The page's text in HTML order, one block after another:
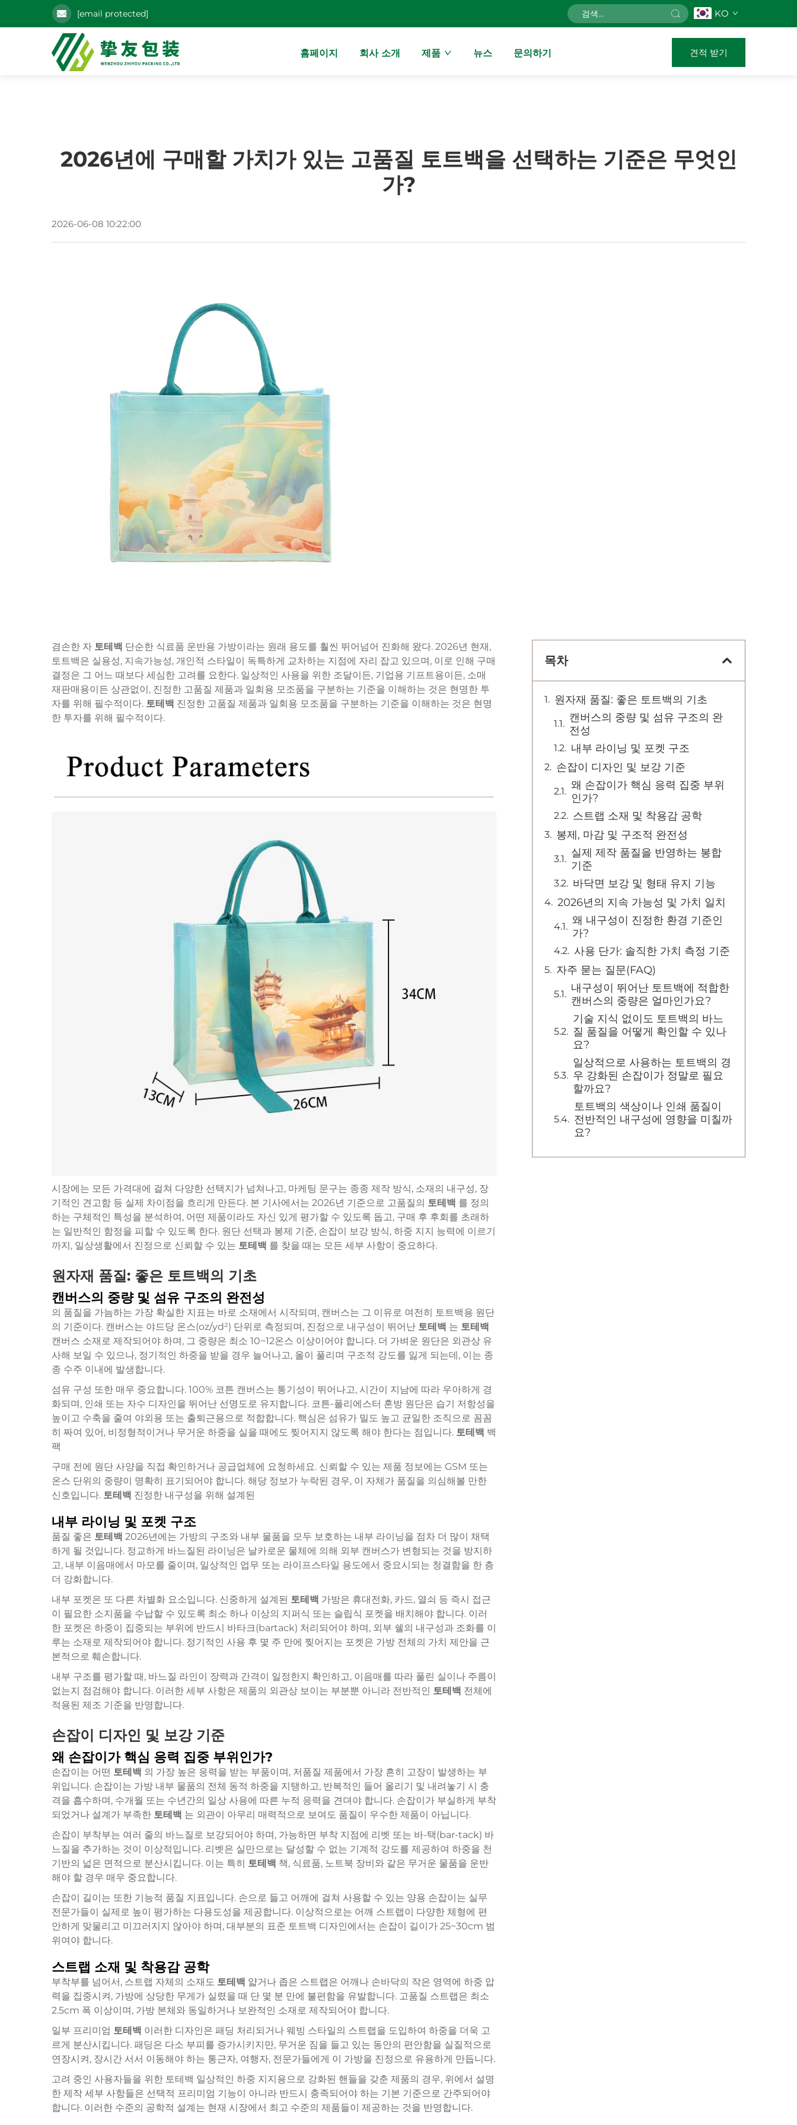
[email protected] KO
홈페이지 회사 소개 제품 뉴스 문의하기 견적 받기
2026년에 구매할 가치가 있는 고품질 토트백을 선택하는 기준은 무엇인
가?
2026-06-08 10:22:00
겸손한 자 토테백 단순한 식료품 운반용 가방이라는 원래 용도를 훨씬 뛰어넘어 진화해 왔다. 2026년 현재,
토트백은 실용성, 지속가능성, 개인적 스타일이 독특하게 교차하는 지점에 자리 잡고 있으며, 이로 인해 구매
결정은 그 어느 때보다 세심한 고려를 요한다. 일상적인 사용을 위한 조달이든, 기업용 기프트용이든, 소매
재판매용이든 상관없이, 진정한 고품질 제품과 일회용 모조품을 구분하는 기준을 이해하는 것은 현명한 투
자를 위해 필수적이다. 토테백 진정한 고품질 제품과 일회용 모조품을 구분하는 기준을 이해하는 것은 현명
한 투자를 위해 필수적이다.
시장에는 모든 가격대에 걸쳐 다양한 선택지가 넘쳐나고, 마케팅 문구는 종종 제작 방식, 소재의 내구성, 장
기적인 견고함 등 실제 차이점을 흐리게 만든다. 본 기사에서는 2026년 기준으로 고품질의 토테백 를 정의
하는 구체적인 특성을 분석하여, 어떤 제품이라도 자신 있게 평가할 수 있도록 돕고, 구매 후 후회를 초래하
는 일반적인 함정을 피할 수 있도록 한다. 원단 선택과 봉제 기준, 손잡이 보강 방식, 하중 지지 능력에 이르기
까지, 일상생활에서 진정으로 신뢰할 수 있는 토테백 를 찾을 때는 모든 세부 사항이 중요하다.
원자재 품질: 좋은 토트백의 기초
캔버스의 중량 및 섬유 구조의 완전성
의 품질을 가늠하는 가장 확실한 지표는 바로 소재에서 시작되며, 캔버스는 그 이유로 여전히 토트백용 원단
의 기준이다. 캔버스는 야드당 온스(oz/yd²) 단위로 측정되며, 진정으로 내구성이 뛰어난 토테백 는 토테백
캔버스 소재로 제작되어야 하며, 그 중량은 최소 10~12온스 이상이어야 합니다. 더 가벼운 원단은 외관상 유
사해 보일 수 있으나, 정기적인 하중을 받을 경우 늘어나고, 올이 풀리며 구조적 강도를 잃게 되는데, 이는 종
종 수주 이내에 발생합니다.
섬유 구성 또한 매우 중요합니다. 100% 코튼 캔버스는 통기성이 뛰어나고, 시간이 지남에 따라 우아하게 경
화되며, 인쇄 또는 자수 디자인을 뛰어난 선명도로 유지합니다. 코튼-폴리에스터 혼방 원단은 습기 저항성을
높이고 수축을 줄여 야외용 또는 출퇴근용으로 적합합니다. 핵심은 섬유가 밀도 높고 균일한 조직으로 꼼꼼
히 짜여 있어, 비정형적이거나 무거운 하중을 실을 때에도 찢어지지 않도록 해야 한다는 점입니다. 토테백 백
팩
구매 전에 원단 사양을 직접 확인하거나 공급업체에 요청하세요. 신뢰할 수 있는 제품 정보에는 GSM 또는
온스 단위의 중량이 명확히 표기되어야 합니다. 해당 정보가 누락된 경우, 이 자체가 품질을 의심해볼 만한
신호입니다. 토테백 진정한 내구성을 위해 설계된
내부 라이닝 및 포켓 구조
품질 좋은 토테백 2026년에는 가방의 구조와 내부 물품을 모두 보호하는 내부 라이닝을 점차 더 많이 채택
하게 될 것입니다. 정교하게 바느질된 라이닝은 날카로운 물체에 의해 외부 캔버스가 변형되는 것을 방지하
고, 내부 이음매에서 마모를 줄이며, 일상적인 업무 또는 라이프스타일 용도에서 중요시되는 청결함을 한 층
더 강화합니다.
내부 포켓은 또 다른 차별화 요소입니다. 신중하게 설계된 토테백 가방은 휴대전화, 카드, 열쇠 등 즉시 접근
이 필요한 소지품을 수납할 수 있도록 최소 하나 이상의 지퍼식 또는 슬립식 포켓을 배치해야 합니다. 이러
한 포켓은 하중이 집중되는 부위에 반드시 바타크(bartack) 처리되어야 하며, 외부 쉘의 내구성과 조화를 이
루는 소재로 제작되어야 합니다. 정기적인 사용 후 몇 주 만에 찢어지는 포켓은 가방 전체의 가치 제안을 근
본적으로 훼손합니다.
내부 구조를 평가할 때, 바느질 라인이 장력과 간격이 일정한지 확인하고, 이음매를 따라 풀린 실이나 주름이
없는지 점검해야 합니다. 이러한 세부 사항은 제품의 외관상 보이는 부분뿐 아니라 전반적인 토테백 전체에
적용된 제조 기준을 반영합니다.
손잡이 디자인 및 보강 기준
왜 손잡이가 핵심 응력 집중 부위인가?
손잡이는 어떤 토테백 의 가장 높은 응력을 받는 부품이며, 저품질 제품에서 가장 흔히 고장이 발생하는 부
위입니다. 손잡이는 가방 내부 물품의 전체 동적 하중을 지탱하고, 반복적인 들어 올리기 및 내려놓기 시 충
격을 흡수하며, 수개월 또는 수년간의 일상 사용에 따른 누적 응력을 견뎌야 합니다. 손잡이가 부실하게 부착
되었거나 설계가 부족한 토테백 는 외관이 아무리 매력적으로 보여도 품질이 우수한 제품이 아닙니다.
손잡이 부착부는 여러 줄의 바느질로 보강되어야 하며, 가능하면 부착 지점에 리벳 또는 바-택(bar-tack) 바
느질을 추가하는 것이 이상적입니다. 리벳은 실만으로는 달성할 수 없는 기계적 강도를 제공하여 하중을 천
기반의 넓은 면적으로 분산시킵니다. 이는 특히 토테백 책, 식료품, 노트북 장비와 같은 무거운 물품을 운반
해야 할 경우 매우 중요합니다.
손잡이 길이는 또한 기능적 품질 지표입니다. 손으로 들고 어깨에 걸쳐 사용할 수 있는 양용 손잡이는 실무
전문가들이 실제로 높이 평가하는 다용도성을 제공합니다. 이상적으로는 어깨 스트랩이 다양한 체형에 편
안하게 맞물리고 미끄러지지 않아야 하며, 대부분의 표준 토트백 디자인에서는 손잡이 길이가 25~30cm 범
위여야 합니다.
스트랩 소재 및 착용감 공학
부착부를 넘어서, 스트랩 자체의 소재도 토테백 얇거나 좁은 스트랩은 어깨나 손바닥의 작은 영역에 하중 압
력을 집중시켜, 가방에 상당한 무게가 실렸을 때 단 몇 분 만에 불편함을 유발합니다. 고품질 스트랩은 최소
2.5cm 폭 이상이며, 가방 본체와 동일하거나 보완적인 소재로 제작되어야 합니다.
일부 프리미엄 토테백 이러한 디자인은 패딩 처리되거나 웨빙 스타일의 스트랩을 도입하여 하중을 더욱 고
르게 분산시킵니다. 패딩은 다소 부피를 증가시키지만, 무거운 짐을 들고 있는 동안의 편안함을 실질적으로
연장시켜, 장시간 서서 이동해야 하는 통근자, 여행자, 전문가들에게 이 가방을 진정으로 유용하게 만듭니다.
고려 중인 사용자들을 위한 토테백 일상적인 하중 지지용으로 강화된 핸들을 갖춘 제품의 경우, 위에서 설명
한 제작 세부 사항들은 선택적 프리미엄 기능이 아니라 반드시 충족되어야 하는 기본 기준으로 간주되어야
합니다. 이러한 수준의 공학적 설계는 현재 시장에서 최고 수준의 제품들이 제공하는 것을 반영합니다.
목차
원자재 품질: 좋은 토트백의 기초
캔버스의 중량 및 섬유 구조의 완
전성
내부 라이닝 및 포켓 구조
손잡이 디자인 및 보강 기준
왜 손잡이가 핵심 응력 집중 부위
인가?
스트랩 소재 및 착용감 공학
봉제, 마감 및 구조적 완전성
실제 제작 품질을 반영하는 봉합
기준
바닥면 보강 및 형태 유지 기능
2026년의 지속 가능성 및 가치 일치
왜 내구성이 진정한 환경 기준인
가?
사용 단가: 솔직한 가치 측정 기준
자주 묻는 질문(FAQ)
내구성이 뛰어난 토트백에 적합한
캔버스의 중량은 얼마인가요?
기술 지식 없이도 토트백의 바느
질 품질을 어떻게 확인할 수 있나
요?
일상적으로 사용하는 토트백의 경
우 강화된 손잡이가 정말로 필요
할까요?
토트백의 색상이나 인쇄 품질이
전반적인 내구성에 영향을 미칠까
요?